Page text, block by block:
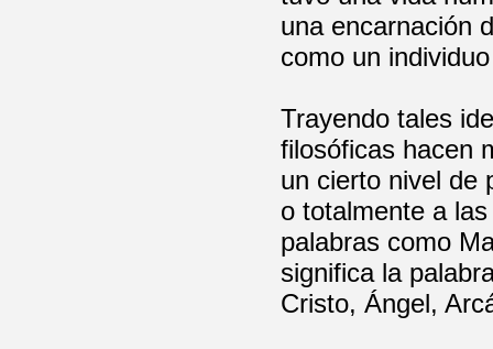
una encarnación
como un
Trayendo tales
filosóficas hacen
un cierto nivel de
o totalmente a
palabras como
significa la
Cristo, Ángel,